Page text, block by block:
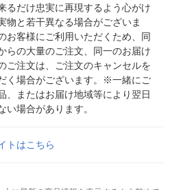
るだけ忠実に再現するよう心がけ
物と若干異なる場合がございま
お客様にご利用いただくため、同
らの大量のご注文、同一のお届け
ご注文は、ご注文のキャンセルを
く場合がございます。※一緒にご
、またはお届け地域等により翌日
い場合があります。
トはこちら